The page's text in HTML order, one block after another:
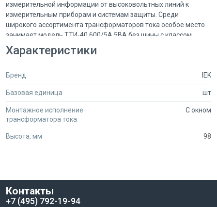
измерительной информации от высоковольтных линий к
измерительным приборам и системам защиты. Среди
широкого ассортимента трансформаторов тока особое место
занимает модель ТТИ-40 600/5А 5ВА без шины с классом
точности 0.5, которая идеально подходит для различных
задач в области коммерческого учета электроэнергии и
Трансформатор тока ТТИ-40 предназначен для использования
в схемах учета электроэнергии, где важна высокая точность
следующими ключевыми характеристиками:
- Вторичный ток: 5 А — стандартное значение для
подключения к измерительным приборам и системам
Характеристики
Бренд IEK
Базовая единица шт
Монтажное исполнение
трансформатора тока
С окном
Высота, мм 98
Контакты
+7 (495) 792-19-94